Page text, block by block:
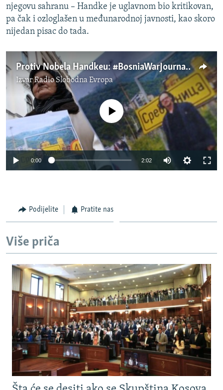
njegovu sahranu – Handke je uglavnom bio kritikovan,
pa čak i ozloglašen u međunarodnoj javnosti, kao skoro
nijedan pisac do tada.
Protiv Nobela Handkeu: #BosniaWarJournalists
IzvorRadio Slobodna Evropa
No media source currently available
0:00 2:02
Podijelite Pratite nas
Više priča